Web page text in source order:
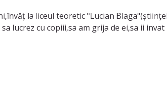
la liceul teoretic "Lucian
lucrez cu copiii,sa am grija de ei,sa ii